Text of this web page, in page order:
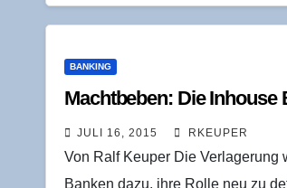
BANKING
Macht­be­ben: Die
JULI 16, 2015 RKEUPER
Von Ralf Keuper Die Verlagerung
Banken dazu, ihre Rolle neu zu